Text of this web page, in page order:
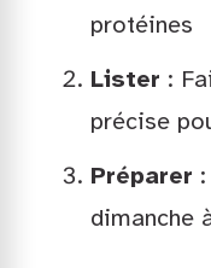
protéines
Lister :
précise
Préparer
dimanche